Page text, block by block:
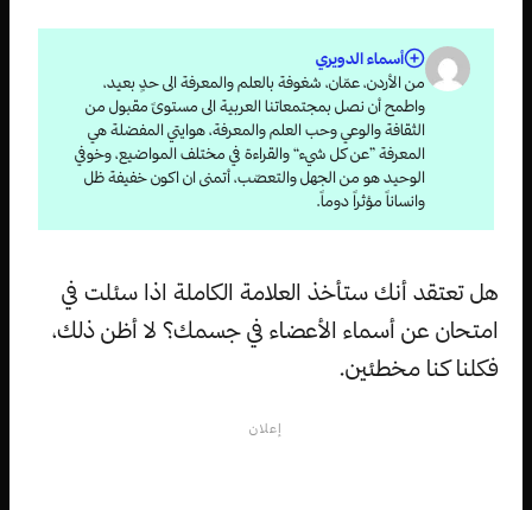
أسماء الدويري
من الأردن، عمّان، شغوفة بالعلم والمعرفة الى حدٍ بعيد،
واطمح أن نصل بمجتمعاتنا العربية الى مستوىً مقبول من
الثقافة والوعي وحب العلم والمعرفة، هوايتي المفضلة هي
المعرفة ”عن كل شيء“ والقراءة في مختلف المواضيع، وخوفي
الوحيد هو من الجهل والتعصّب، أتمنى ان اكون خفيفة ظل
وانساناً مؤثراً دوماً.
هل تعتقد أنك ستأخذ العلامة الكاملة اذا سئلت في
امتحان عن أسماء الأعضاء في جسمك؟ لا أظن ذلك،
فكلنا كنا مخطئين.
إعلان